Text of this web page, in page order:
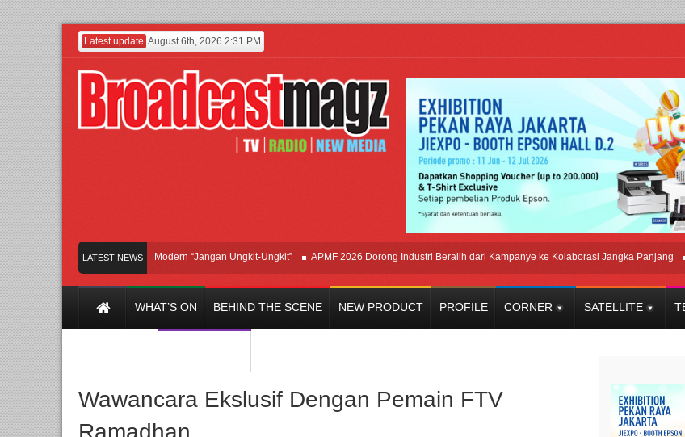
Latest update August 6th, 2026 2:31 PM
LATEST NEWS
Afan Hadirkan Hipdut Modern “Jangan Ungkit-Ungkit” APMF 2026 Dorong Industri Beralih dari Kampanye ke Kolaborasi Jangka Panjang
WHAT’S ON BEHIND THE SCENE NEW PRODUCT PROFILE CORNER SATELLITE
Wawancara Ekslusif Dengan Pemain FTV
Ramadhan